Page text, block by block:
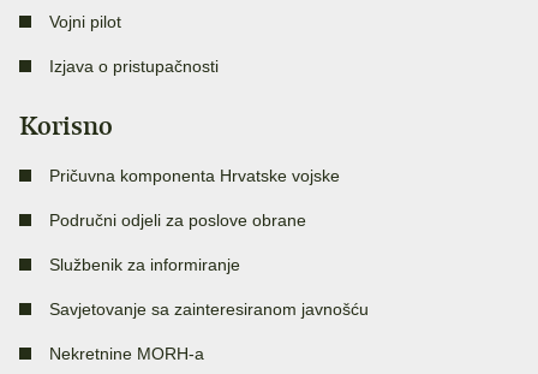
Vojni pilot
Izjava o pristupačnosti
Korisno
Pričuvna komponenta Hrvatske vojske
Područni odjeli za poslove obrane
Službenik za informiranje
Savjetovanje sa zainteresiranom javnošću
Nekretnine MORH-a